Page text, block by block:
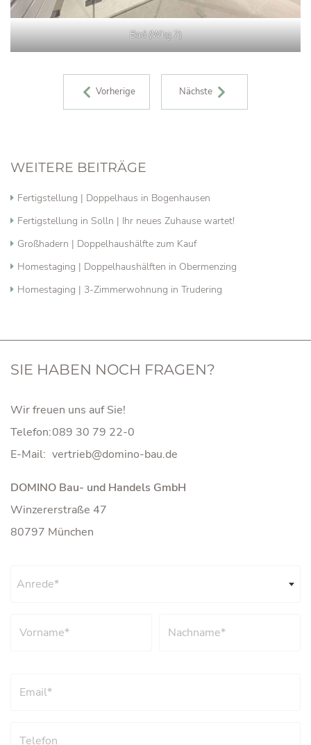
Bad (Whg 7)
BEITRAGS-NAVIGATION
Vorherige Nächste
WEITERE BEITRÄGE
Fertigstellung | Doppelhaus in Bogenhausen
Fertigstellung in Solln | Ihr neues Zuhause wartet!
Großhadern | Doppelhaushälfte zum Kauf
Homestaging | Doppelhaushälften in Obermenzing
Homestaging | 3-Zimmerwohnung in Trudering
SIE HABEN NOCH FRAGEN?
Wir freuen uns auf Sie!
Telefon:089 30 79 22-0
E-Mail:
DOMINO Bau- und Handels GmbH
Winzererstraße 47
80797 München
Anrede*